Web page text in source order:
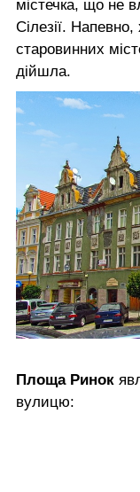
містечка, що не
Сілезії.
старовинних
дійшла.
Площа Ринок
вулицю: